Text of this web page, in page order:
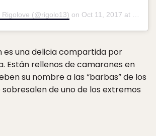
(@rigolo13) on Oct 11, 2017 at 6:19pm PDT
es una delicia compartida por
Están rellenos de camarones en
su nombre a las “barbas” de los
de uno de los extremos